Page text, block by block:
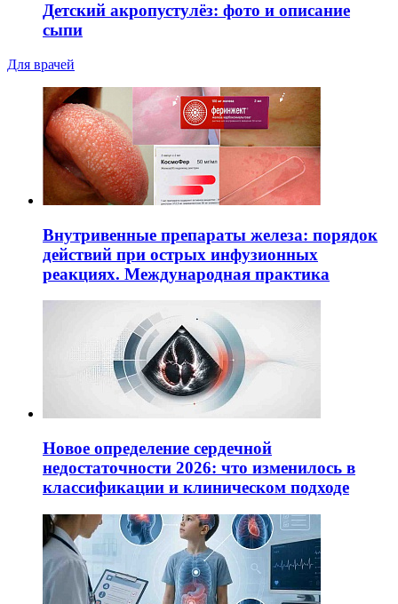
Детский акропустулёз: фото и описание
сыпи
Для врачей
Внутривенные препараты железа: порядок
действий при острых инфузионных
реакциях. Международная практика
Новое определение сердечной
недостаточности 2026: что изменилось в
классификации и клиническом подходе